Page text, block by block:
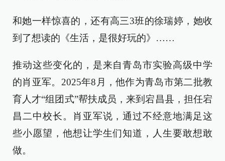
和她一样惊喜的，还有高三3班的徐瑞婷，她收
到了想读的《生活，是很好玩的》……
推动这些变化的，是来自青岛市实验高级中学
的肖亚军。2025年8月，他作为青岛市第二批教
育人才“组团式”帮扶成员，来到宕昌县，担任宕
昌二中校长。肖亚军说，通过不经意地满足这
些小愿望，他想让学生们知道，人生要敢想敢
做。